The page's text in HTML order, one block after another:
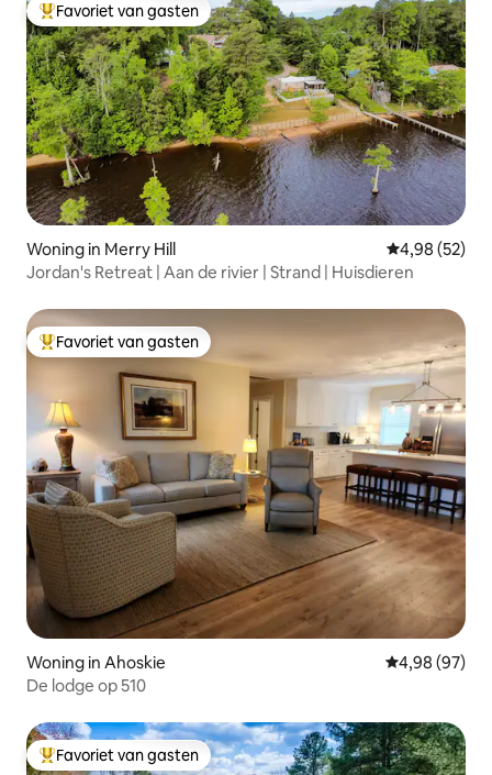
Topfavoriet van gasten
Favoriet van gasten
Woning in Merry Hill Gemiddelde
4,98 (52)
Jordan's Retreat | Aan de rivier | Strand | Huisdieren
Topfavoriet van gasten
Favoriet van gasten
Woning in Ahoskie Gemiddelde
4,98 (97)
De lodge op 510
Topfavoriet van gasten
Favoriet van gasten